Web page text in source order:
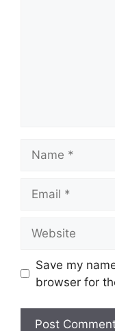
Save my
browser for